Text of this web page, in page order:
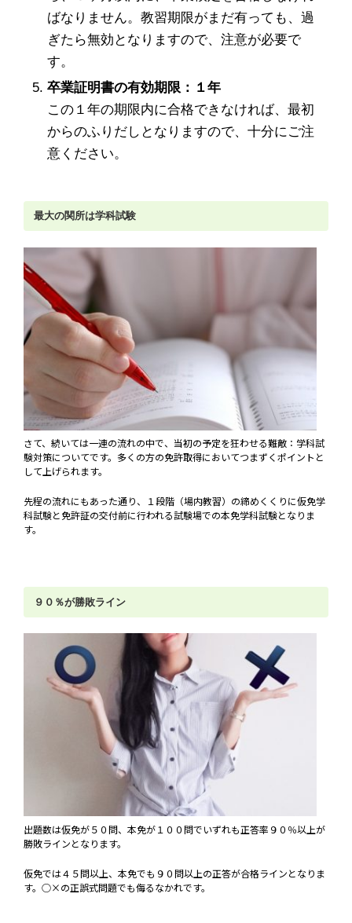
ばなりません。教習期限がまだ有っても、過
ぎたら無効となりますので、注意が必要で
す。
卒業証明書の有効期限：１年
この１年の期限内に合格できなければ、最初
からのふりだしとなりますので、十分にご注
意ください。
最大の関所は学科試験
さて、続いては一連の流れの中で、当初の予定を狂わせる難敵：学科試
験対策についてです。多くの方の免許取得においてつまずくポイントと
して上げられます。
先程の流れにもあった通り、１段階（場内教習）の締めくくりに仮免学
科試験と免許証の交付前に行われる試験場での本免学科試験となりま
す。
９０％が勝敗ライン
出題数は仮免が５０問、本免が１００問でいずれも正答率９０％以上が
勝敗ラインとなります。
仮免では４５問以上、本免でも９０問以上の正答が合格ラインとなりま
す。○×の正誤式問題でも侮るなかれです。